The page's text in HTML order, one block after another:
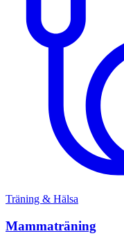
Träning & Hälsa
Mammaträning